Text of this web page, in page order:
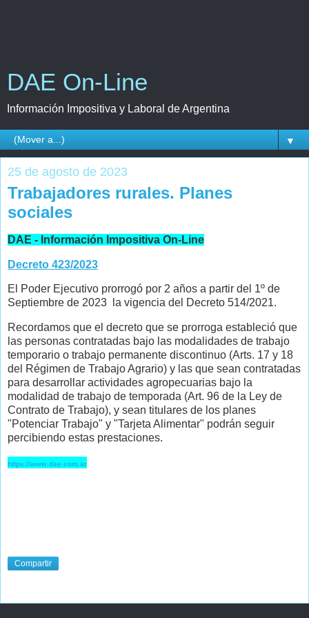
DAE On-Line
Información Impositiva y Laboral de Argentina
▼
25 de agosto de 2023
Trabajadores rurales. Planes
sociales
DAE - Información Impositiva On-Line
Decreto 423/2023
El Poder Ejecutivo prorrogó por 2 años a partir del 1º de
Septiembre de 2023 la vigencia del Decreto 514/2021.
Recordamos que el decreto que se prorroga estableció que
las personas contratadas bajo las modalidades de trabajo
temporario o trabajo permanente discontinuo (Arts. 17 y 18
del Régimen de Trabajo Agrario) y las que sean contratadas
para desarrollar actividades agropecuarias bajo la
modalidad de trabajo de temporada (Art. 96 de la Ley de
Contrato de Trabajo), y sean titulares de los planes
"Potenciar Trabajo" y "Tarjeta Alimentar" podrán seguir
percibiendo estas prestaciones.
https://www.dae.com.ar
Compartir